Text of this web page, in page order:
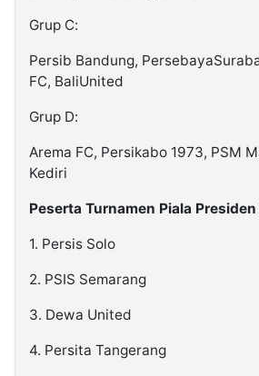
Grup C:
Persib Bandung,
FC, BaliUnited
Grup D:
Arema FC, Persikabo 1973, PSM
Kediri
Peserta Turnamen Piala
1. Persis Solo
2. PSIS Semarang
3. Dewa United
4. Persita Tangerang